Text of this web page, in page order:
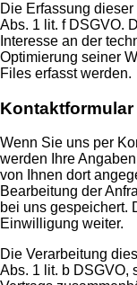
Die Erfassung
Abs. 1 lit. f DSGVO.
Interesse an der
Optimierung seiner
Files erfasst werden.
Kontaktformular
Wenn Sie uns per
werden Ihre
von Ihnen dort
Bearbeitung der
bei uns gespeichert.
Einwilligung weiter.
Die Verarbeitung
Abs. 1 lit. b DSGVO,